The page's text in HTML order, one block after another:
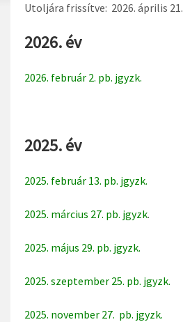
Utoljára frissítve: 2026. április 21.
2026. év
2026. február 2. pb. jgyzk.
2025. év
2025. február 13. pb. jgyzk.
2025. március 27. pb. jgyzk.
2025. május 29. pb. jgyzk.
2025. szeptember 25. pb. jgyzk.
2025. november 27. pb. jgyzk.